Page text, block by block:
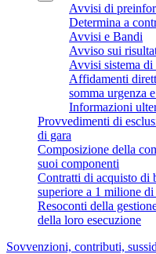
Avvisi di
Determina a
Avvisi e Bandi
Avviso sui
Avvisi sistema
Affidamenti
somma urgenza
Informazioni
Provvedimenti di
di gara
Composizione della
suoi componenti
Contratti di acquisto di
superiore a 1 milione di
Resoconti della
della loro esecuzione
Sovvenzioni, contributi,